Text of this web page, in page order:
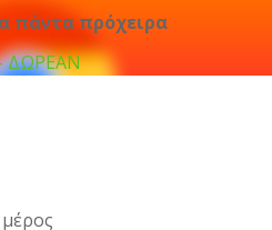
πάντα πρόχειρα
ΔΩΡΕΑΝ